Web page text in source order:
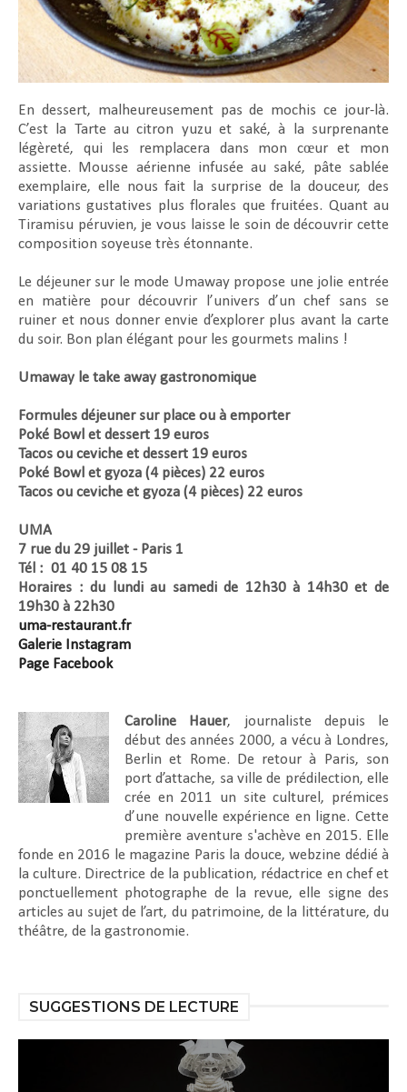
En dessert, malheureusement pas de mochis ce jour-là.
C’est la Tarte au citron yuzu et saké, à la surprenante
légèreté, qui les remplacera dans mon cœur et mon
assiette. Mousse aérienne infusée au saké, pâte sablée
exemplaire, elle nous fait la surprise de la douceur, des
variations gustatives plus florales que fruitées. Quant au
Tiramisu péruvien, je vous laisse le soin de découvrir cette
composition soyeuse très étonnante.
Le déjeuner sur le mode Umaway propose une jolie entrée
en matière pour découvrir l’univers d’un chef sans se
ruiner et nous donner envie d’explorer plus avant la carte
du soir. Bon plan élégant pour les gourmets malins !
Umaway le take away gastronomique
Formules déjeuner sur place ou à emporter
Poké Bowl et dessert 19 euros
Tacos ou ceviche et dessert 19 euros
Poké Bowl et gyoza (4 pièces) 22 euros
Tacos ou ceviche et gyoza (4 pièces) 22 euros
UMA
7 rue du 29 juillet - Paris 1
Tél : 01 40 15 08 15
Horaires : du lundi au samedi de 12h30 à 14h30 et de
19h30 à 22h30
uma-restaurant.fr
Galerie Instagram
Page Facebook
Caroline Hauer, journaliste depuis le
début des années 2000, a vécu à Londres,
Berlin et Rome. De retour à Paris, son
port d’attache, sa ville de prédilection, elle
crée en 2011 un site culturel, prémices
d’une nouvelle expérience en ligne. Cette
première aventure s'achève en 2015. Elle
fonde en 2016 le magazine Paris la douce, webzine dédié à
la culture. Directrice de la publication, rédactrice en chef et
ponctuellement photographe de la revue, elle signe des
articles au sujet de l’art, du patrimoine, de la littérature, du
théâtre, de la gastronomie.
SUGGESTIONS DE LECTURE